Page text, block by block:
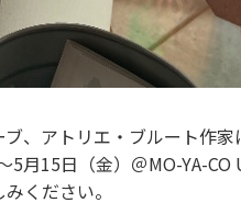
ブ、アトリエ・ブルート作
5月15日（金）＠MO-YA-
ください。